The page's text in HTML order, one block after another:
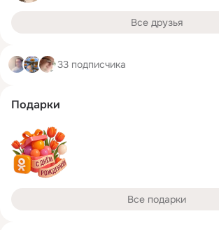
Все друзья
33 подписчика
Подарки
Все подарки